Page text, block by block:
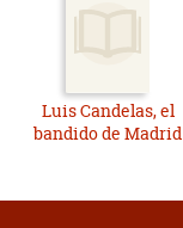
Luis Candelas, el
bandido de Madrid